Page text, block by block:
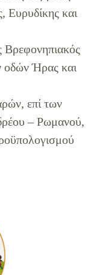
Ευρυδίκης και
Βρεφονηπιακός
οδών Ήρας και
επί των
– Ρωμανού,